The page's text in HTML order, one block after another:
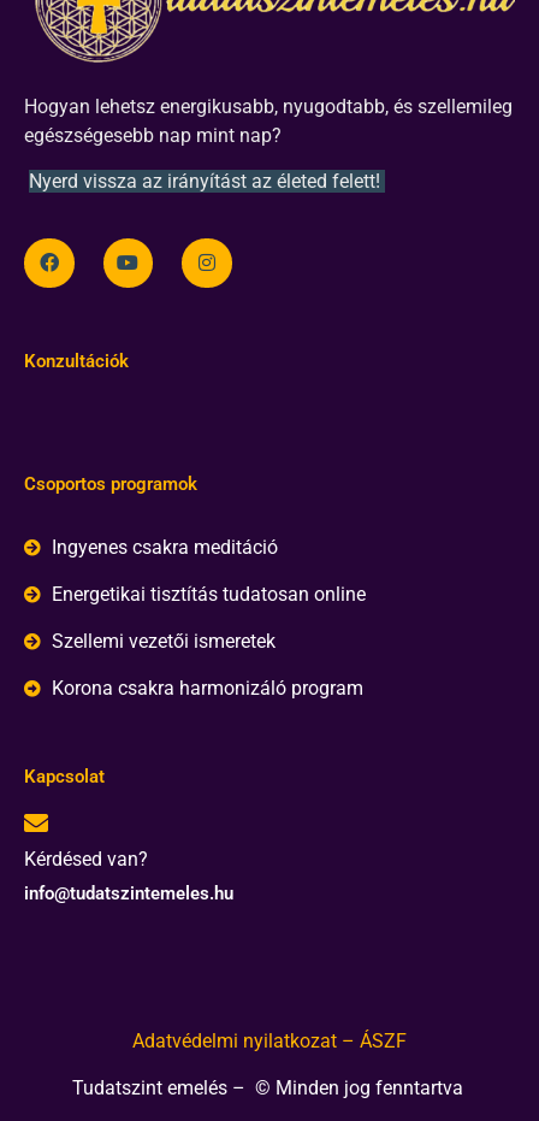
Hogyan lehetsz energikusabb, nyugodtabb, és szellemileg
egészségesebb nap mint nap?
Nyerd vissza az irányítást az életed felett!
Konzultációk
Csoportos programok
Ingyenes csakra meditáció
Energetikai tisztítás tudatosan online
Szellemi vezetői ismeretek
Korona csakra harmonizáló program
Kapcsolat
Kérdésed van?
info@tudatszintemeles.hu
Adatvédelmi nyilatkozat – ÁSZF
Tudatszint emelés – © Minden jog fenntartva